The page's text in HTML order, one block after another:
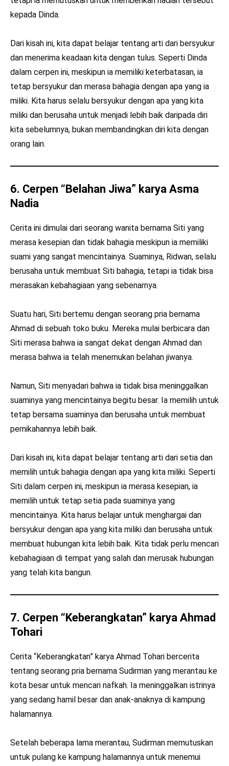
kepada Dinda.
Dari kisah ini, kita dapat belajar tentang arti dari bersyukur
dan menerima keadaan kita dengan tulus. Seperti Dinda
dalam cerpen ini, meskipun ia memiliki keterbatasan, ia
tetap bersyukur dan merasa bahagia dengan apa yang ia
miliki. Kita harus selalu bersyukur dengan apa yang kita
miliki dan berusaha untuk menjadi lebih baik daripada diri
kita sebelumnya, bukan membandingkan diri kita dengan
orang lain.
6. Cerpen “Belahan Jiwa” karya Asma
Nadia
Cerita ini dimulai dari seorang wanita bernama Siti yang
merasa kesepian dan tidak bahagia meskipun ia memiliki
suami yang sangat mencintainya. Suaminya, Ridwan, selalu
berusaha untuk membuat Siti bahagia, tetapi ia tidak bisa
merasakan kebahagiaan yang sebenarnya.
Suatu hari, Siti bertemu dengan seorang pria bernama
Ahmad di sebuah toko buku. Mereka mulai berbicara dan
Siti merasa bahwa ia sangat dekat dengan Ahmad dan
merasa bahwa ia telah menemukan belahan jiwanya.
Namun, Siti menyadari bahwa ia tidak bisa meninggalkan
suaminya yang mencintainya begitu besar. Ia memilih untuk
tetap bersama suaminya dan berusaha untuk membuat
pernikahannya lebih baik.
Dari kisah ini, kita dapat belajar tentang arti dari setia dan
memilih untuk bahagia dengan apa yang kita miliki. Seperti
Siti dalam cerpen ini, meskipun ia merasa kesepian, ia
memilih untuk tetap setia pada suaminya yang
mencintainya. Kita harus belajar untuk menghargai dan
bersyukur dengan apa yang kita miliki dan berusaha untuk
membuat hubungan kita lebih baik. Kita tidak perlu mencari
kebahagiaan di tempat yang salah dan merusak hubungan
yang telah kita bangun.
7. Cerpen “Keberangkatan” karya Ahmad
Tohari
Cerita “Keberangkatan” karya Ahmad Tohari bercerita
tentang seorang pria bernama Sudirman yang merantau ke
kota besar untuk mencari nafkah. Ia meninggalkan istrinya
yang sedang hamil besar dan anak-anaknya di kampung
halamannya.
Setelah beberapa lama merantau, Sudirman memutuskan
untuk pulang ke kampung halamannya untuk menemui